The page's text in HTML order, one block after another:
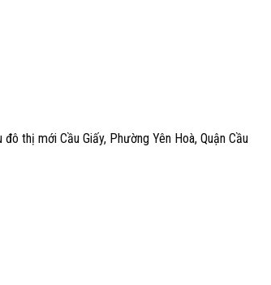
thị mới Cầu Giấy, Phường Yên Hoà, Quận Cầu